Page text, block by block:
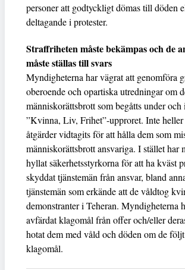
personer att godtyckligt dömas till döden
deltagande i protester.
Straffriheten måste bekämpas och de
måste ställas till svars
Myndigheterna har vägrat att genomföra
oberoende och opartiska utredningar om
människorättsbrott som begåtts under
”Kvinna, Liv, Frihet”-upproret. Inte heller
åtgärder vidtagits för att hålla dem som
människorättsbrott ansvariga. I stället har
hyllat säkerhetsstyrkorna för att ha kväst
skyddat tjänstemän från ansvar, bland
tjänstemän som erkände att de våldtog
demonstranter i Teheran. Myndigheterna
avfärdat klagomål från offer och/eller
hotat dem med våld och döden om de
klagomål.